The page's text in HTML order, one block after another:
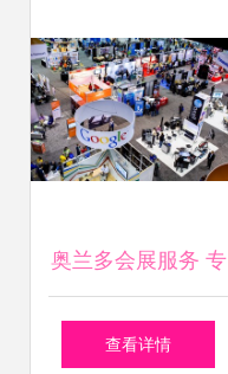
奥兰多会展服务 专
业高效的会展解决
查看详情